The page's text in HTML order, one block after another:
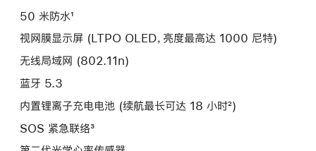
50 米防水¹
视网膜显示屏 (LTPO OLED，亮度最高达 1000 尼特)
无线局域网 (802.11n)
蓝牙 5.3
内置锂离子充电电池 (续航最长可达 18 小时²)
SOS 紧急联络³